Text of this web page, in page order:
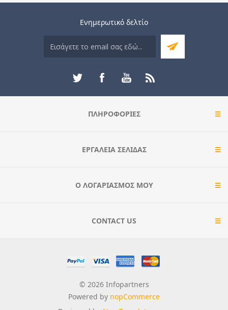
Ενημερωτικό δελτίο
ΠΛΗΡΟΦΟΡΊΕΣ
ΕΡΓΑΛΕΊΑ ΣΕΛΊΔΑΣ
Ο ΛΟΓΑΡΙΑΣΜΌΣ ΜΟΥ
CONTACT US
© 2026 Infopartners
Powered by nopCommerce